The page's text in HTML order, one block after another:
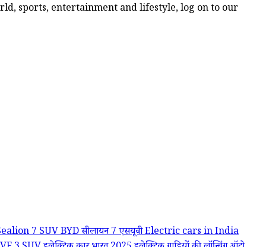
sports, entertainment and lifestyle, log on to our
7 SUVBYD सीलायन 7 एसयूवीElectric cars in India